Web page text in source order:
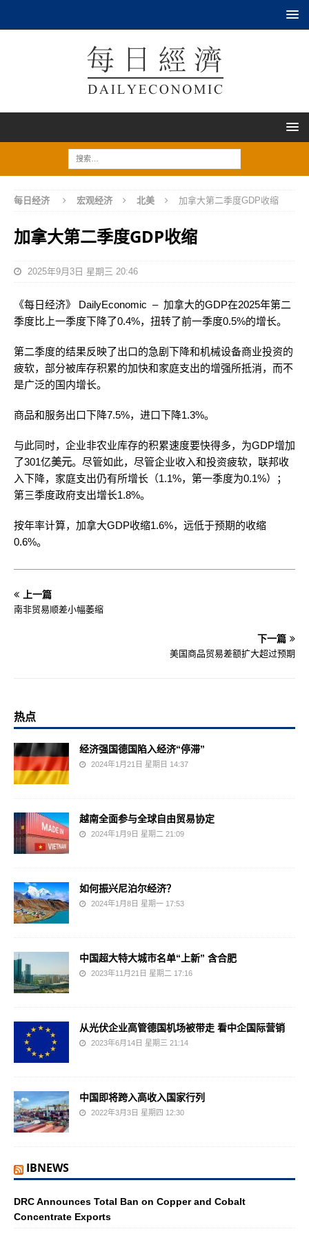
每日经济 宏观经济 北美 加拿大第二季度GDP收缩
加拿大第二季度GDP收缩
2025年9月3日 星期三 20:46
《每日经济》 DailyEconomic – 加拿大的GDP在2025年第二
季度比上一季度下降了0.4%，扭转了前一季度0.5%的增长。
第二季度的结果反映了出口的急剧下降和机械设备商业投资的
疲软，部分被库存积累的加快和家庭支出的增强所抵消，而不
是广泛的国内增长。
商品和服务出口下降7.5%，进口下降1.3%。
与此同时，企业非农业库存的积累速度要快得多，为GDP增加
了301亿美元。尽管如此，尽管企业收入和投资疲软，联邦收
入下降，家庭支出仍有所增长（1.1%，第一季度为0.1%）；
第三季度政府支出增长1.8%。
按年率计算，加拿大GDP收缩1.6%，远低于预期的收缩
0.6%。
上一篇
南非贸易顺差小幅萎缩
下一篇
美国商品贸易差额扩大超过预期
热点
经济强国德国陷入经济“停滞”
2024年1月21日 星期日 14:37
越南全面参与全球自由贸易协定
2024年1月9日 星期二 21:09
如何振兴尼泊尔经济？
2024年1月8日 星期一 17:53
中国超大特大城市名单“上新” 含合肥
2023年11月21日 星期二 17:16
从光伏企业高管德国机场被带走 看中企国际营销
2023年6月14日 星期三 21:14
中国即将跨入高收入国家行列
2022年3月3日 星期四 12:30
IBNEWS
DRC Announces Total Ban on Copper and Cobalt
Concentrate Exports